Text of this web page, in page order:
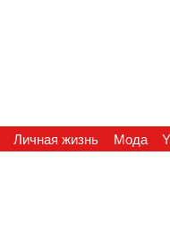
Личная жизнь Мода